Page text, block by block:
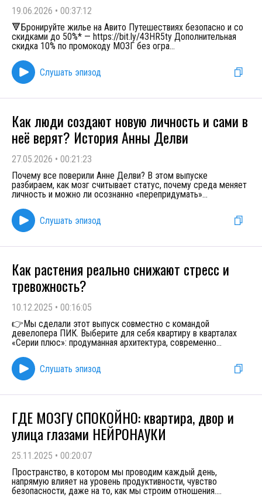
19.06.2026 • 00:37:12
🔻Бронируйте жилье на Авито Путешествиях безопасно и со
скидками до 50%* — https://bit.ly/43HR5ty Дополнительная
скидка 10% по промокоду МОЗГ без огра...
Слушать эпизод
Как люди создают новую личность и сами в
неё верят? История Анны Делви
27.05.2026 • 00:21:23
Почему все поверили Анне Делви? В этом выпуске
разбираем, как мозг считывает статус, почему среда меняет
личность и можно ли осознанно «перепридумать»...
Слушать эпизод
Как растения реально снижают стресс и
тревожность?
10.12.2025 • 00:16:05
👉Мы сделали этот выпуск совместно с командой
девелопера ПИК. Выберите для себя квартиру в кварталах
«Серии плюс»: продуманная архитектура, современно...
Слушать эпизод
ГДЕ МОЗГУ СПОКОЙНО: квартира, двор и
улица глазами НЕЙРОНАУКИ
25.11.2025 • 00:20:07
Пространство, в котором мы проводим каждый день,
напрямую влияет на уровень продуктивности, чувство
безопасности, даже на то, как мы строим отношения....